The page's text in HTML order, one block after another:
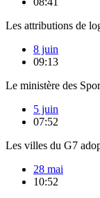
Les attributions de
8 juin
09:13
Le ministère des
5 juin
07:52
Les villes du G7
28 mai
10:52